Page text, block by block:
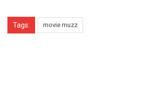
Tags: movie muzz